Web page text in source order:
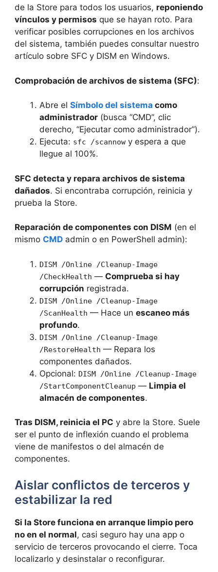
de la Store para todos los usuarios, reponiendo
vínculos y permisos que se hayan roto. Para
verificar posibles corrupciones en los archivos
del sistema, también puedes consultar nuestro
artículo sobre SFC y DISM en Windows.
Comprobación de archivos de sistema (SFC):
Abre el Símbolo del sistema como
administrador (busca “CMD”, clic
derecho, “Ejecutar como administrador”).
Ejecuta: sfc /scannow y espera a que
llegue al 100%.
SFC detecta y repara archivos de sistema
dañados. Si encontraba corrupción, reinicia y
prueba la Store.
Reparación de componentes con DISM (en el
mismo CMD admin o en PowerShell admin):
DISM /Online /Cleanup-Image
/CheckHealth — Comprueba si hay
corrupción registrada.
DISM /Online /Cleanup-Image
/ScanHealth — Hace un escaneo más
profundo.
DISM /Online /Cleanup-Image
/RestoreHealth — Repara los
componentes dañados.
Opcional: DISM /Online /Cleanup-Image
/StartComponentCleanup — Limpia el
almacén de componentes.
Tras DISM, reinicia el PC y abre la Store. Suele
ser el punto de inflexión cuando el problema
viene de manifestos o del almacén de
componentes.
Aislar conflictos de terceros y
estabilizar la red
Si la Store funciona en arranque limpio pero
no en el normal, casi seguro hay una app o
servicio de terceros provocando el cierre. Toca
localizarlo y desinstalar o reconfigurar.